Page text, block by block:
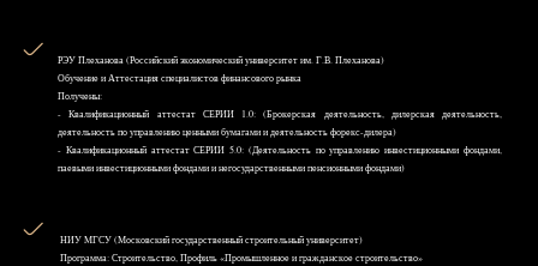
РЭУ Плеханова (Российский экономический университет им. Г.В. Плеханова)
Обучение и Аттестация специалистов финансового рынка
Получены:
- Квалификационный аттестат СЕРИИ 1.0: (Брокерская деятельность, дилерская деятельность,
деятельность по управлению ценными бумагами и деятельность форекс-дилера)
- Квалификационный аттестат СЕРИИ 5.0: (Деятельность по управлению инвестиционными фондами,
паевыми инвестиционными фондами и негосударственными пенсионными фондами)
НИУ MГСУ (Московский государственный строительный университет)
Программа: Строительство, Профиль «Промышленное и гражданское строительство»